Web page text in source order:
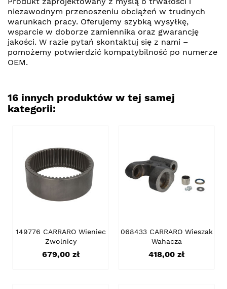
niezawodnym przenoszeniu obciążeń w trudnych
warunkach pracy. Oferujemy szybką wysyłkę,
wsparcie w doborze zamiennika oraz gwarancję
jakości. W razie pytań skontaktuj się z nami –
pomożemy potwierdzić kompatybilność po numerze
OEM.
16 innych produktów w tej samej
kategorii:
149776 CARRARO Wieniec
Zwolnicy
Cena
679,00 zł
068433 CARRARO Wieszak
Wahacza
Cena
418,00 zł